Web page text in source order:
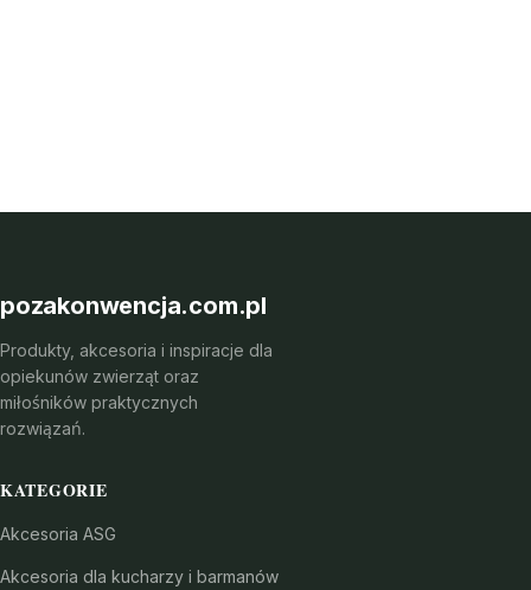
pozakonwencja.com.pl
Produkty, akcesoria i inspiracje dla
opiekunów zwierząt oraz
miłośników praktycznych
rozwiązań.
KATEGORIE
Akcesoria ASG
Akcesoria dla kucharzy i barmanów